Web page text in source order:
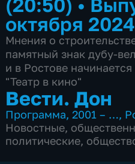
октября
Мнения о
памятный знак дубу-
и в Ростове
"Театр в кино"
Вести. Дон
Программа,2001 – …,
Новостные,
политические,